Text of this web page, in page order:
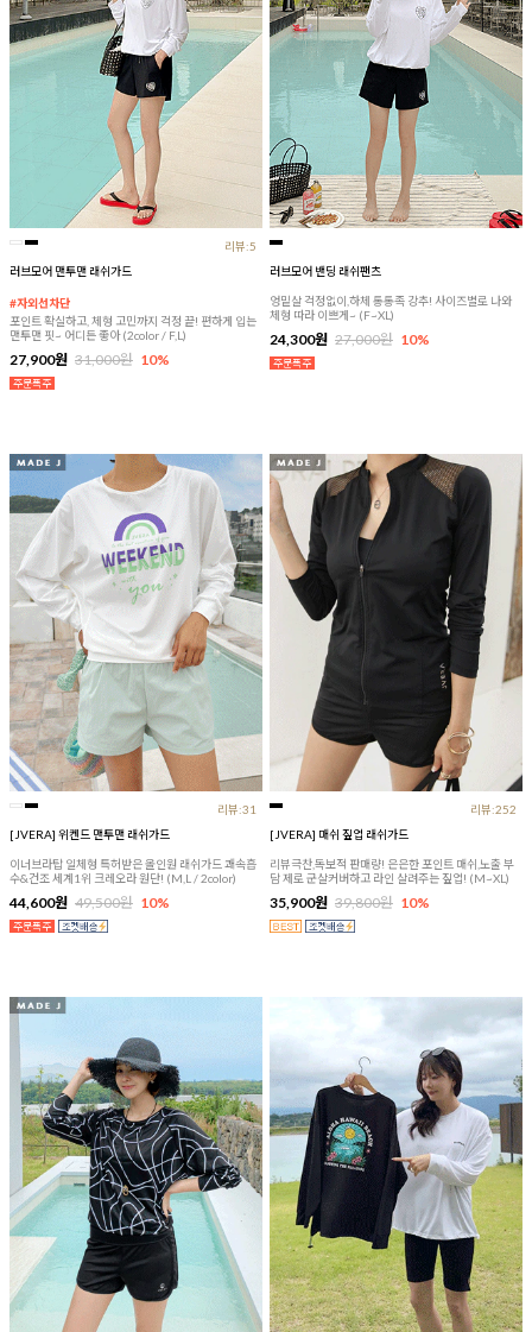
리뷰:5
러브모어 맨투맨 래쉬가드
#자외선차단
포인트 확실하고, 체형 고민까지 걱정 끝! 편하게 입는
맨투맨 핏~ 어디든 좋아 (2color / F,L)
27,900원 31,000원 10%
러브모어 밴딩 래쉬팬츠
엉밑살 걱정없이,하체 통통족 강추! 사이즈별로 나와
체형 따라 이쁘게~ (F~XL)
24,300원 27,000원 10%
리뷰:31
[JVERA] 위켄드 맨투맨 래쉬가드
이너브라탑 일체형 특허받은 올인원 래쉬가드 쾌속흡
수&건조 세계1위 크레오라 원단! (M,L / 2color)
44,600원 49,500원 10%
리뷰:252
[JVERA] 매쉬 짚업 래쉬가드
리뷰극찬,독보적 판매량! 은은한 포인트 매쉬,노출 부
담 제로 군살커버하고 라인 살려주는 짚업! (M~XL)
35,900원 39,800원 10%